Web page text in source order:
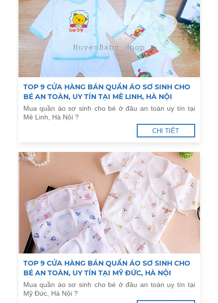
TOP 9 CỬA HÀNG BÁN QUẦN ÁO SƠ SINH CHO
BÉ AN TOÀN, UY TÍN TẠI MÊ LINH, HÀ NỘI
Mua quần áo sơ sinh cho bé ở đâu an toàn uy tín tại
Mê Linh, Hà Nội ?
CHI TIẾT
TOP 9 CỬA HÀNG BÁN QUẦN ÁO SƠ SINH CHO
BÉ AN TOÀN, UY TÍN TẠI MỸ ĐỨC, HÀ NỘI
Mua quần áo sơ sinh cho bé ở đâu an toàn uy tín tại
Mỹ Đức, Hà Nội ?